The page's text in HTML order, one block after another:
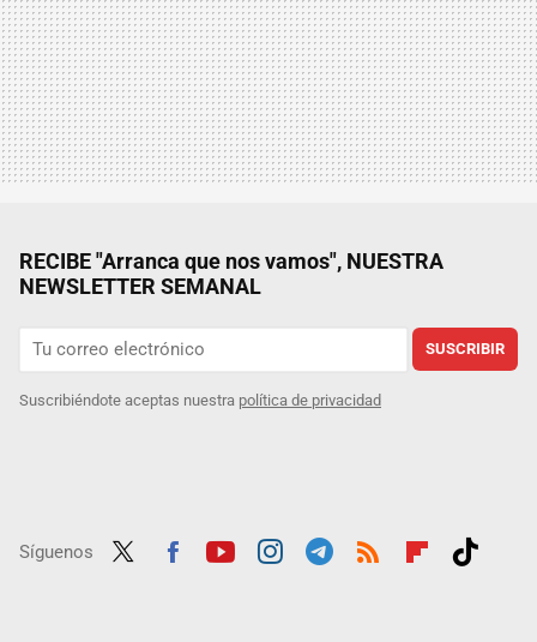
RECIBE "Arranca que nos vamos", NUESTRA
NEWSLETTER SEMANAL
SUSCRIBIR
Suscribiéndote aceptas nuestra política de privacidad
Síguenos